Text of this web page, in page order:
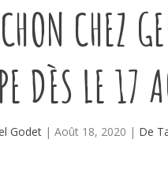
CHEZ
DÈS LE 17
Godet| Août 18, 2020 | De